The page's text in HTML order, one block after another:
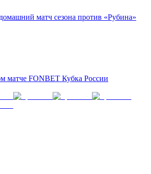
матч сезона против «Рубина»
матче FONBET Кубка России